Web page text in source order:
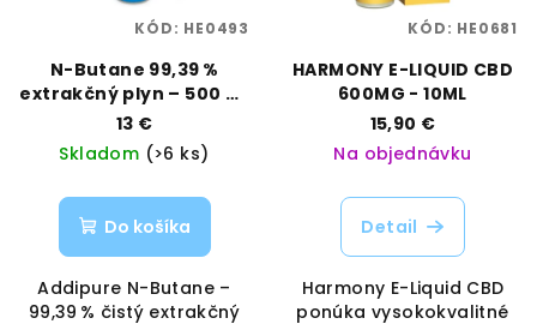
N-Butane 99,39 %
extrakčný plyn – 500 ml
| Bez zvyškov a síry |
Addipure | Vaporama
13 €
Skladom (>6 ks)
Do košíka
Addipure N-Butane –
99,39 % čistý extrakčný
KÓD: HE0493
HARMONY E-LIQUID CBD
600MG - 10ML
15,90 €
Na objednávku
Detail
Harmony E-Liquid CBD
ponúka vysokokvalitné
KÓD: HE0681